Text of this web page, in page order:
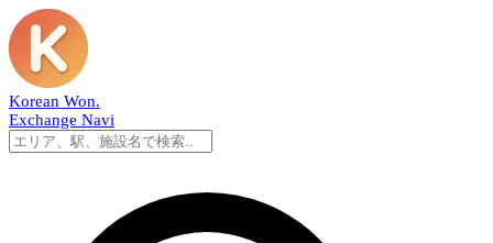
Korean Won.
Exchange Navi